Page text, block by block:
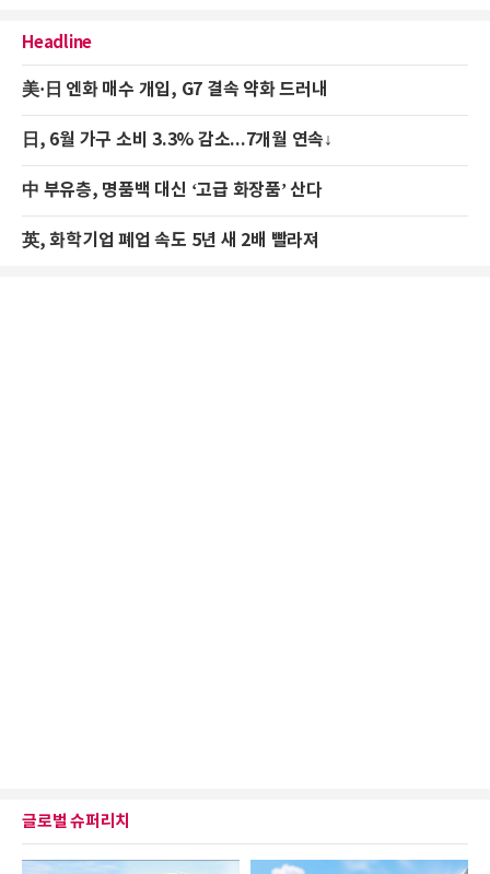
Headline
美·日 엔화 매수 개입, G7 결속 약화 드러내
日, 6월 가구 소비 3.3% 감소...7개월 연속↓
中 부유층, 명품백 대신 ‘고급 화장품’ 산다
英, 화학기업 폐업 속도 5년 새 2배 빨라져
글로벌 슈퍼리치